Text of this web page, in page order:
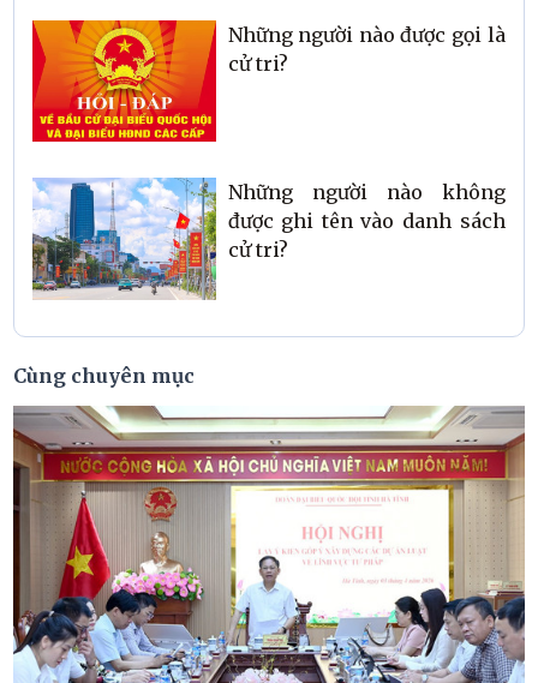
Những người nào được gọi là
cử tri?
Những người nào không
được ghi tên vào danh sách
cử tri?
Cùng chuyên mục